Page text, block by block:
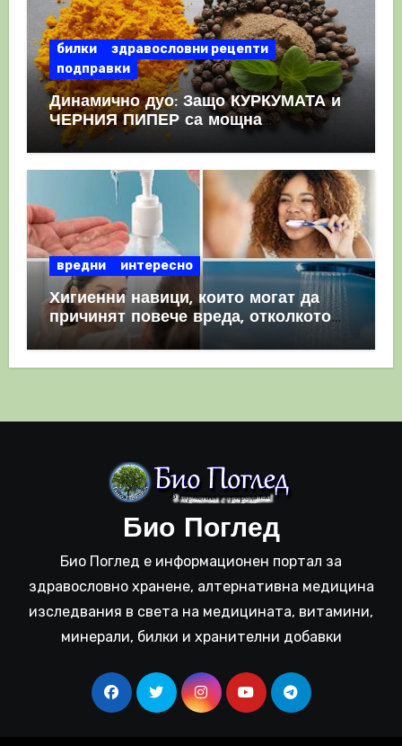
билки
здравословни рецепти
подправки
Динамично дуо: Защо КУРКУМАТА и
ЧЕРНИЯ ПИПЕР са мощна
комбинация
вредни интересно
Хигиенни навици, които могат да
причинят повече вреда, отколкото
полза
Био Поглед
Био Поглед е информационен портал за
здравословно хранене, алтернативна медицина
изследвания в света на медицината, витамини,
минерали, билки и хранителни добавки